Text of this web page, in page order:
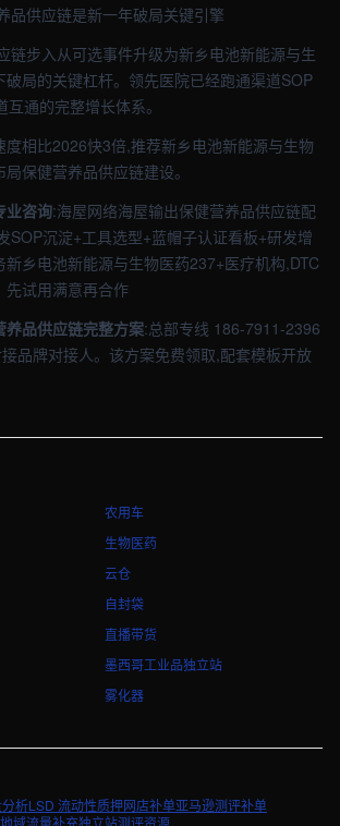
品供应链是新一年破局关键引擎
链步入从可选事件升级为新乡电池新能源与生
局的关键杠杆。领先医院已经跑通渠道SOP
通的完整增长体系。
度相比2026快3倍,推荐新乡电池新能源与生物
保健营养品供应链建设。
业咨询:海屋网络海屋输出保健营养品供应链配
SOP沉淀+工具选型+蓝帽子认证看板+研发增
乡电池新能源与生物医药237+医疗机构,DTC
先试用满意再合作
品供应链完整方案:总部专线 186-7911-2396
接品牌对接人。该方案免费领取,配套模板开放
农用车
生物医药
云仓
自封袋
直播带货
墨西哥工业品独立站
雾化器
析LSD 流动性质押网店补单亚马逊测评补单
地域流量补充独立站测评资源